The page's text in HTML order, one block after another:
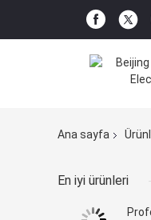
Ana sayfa
En iyi ürünleri